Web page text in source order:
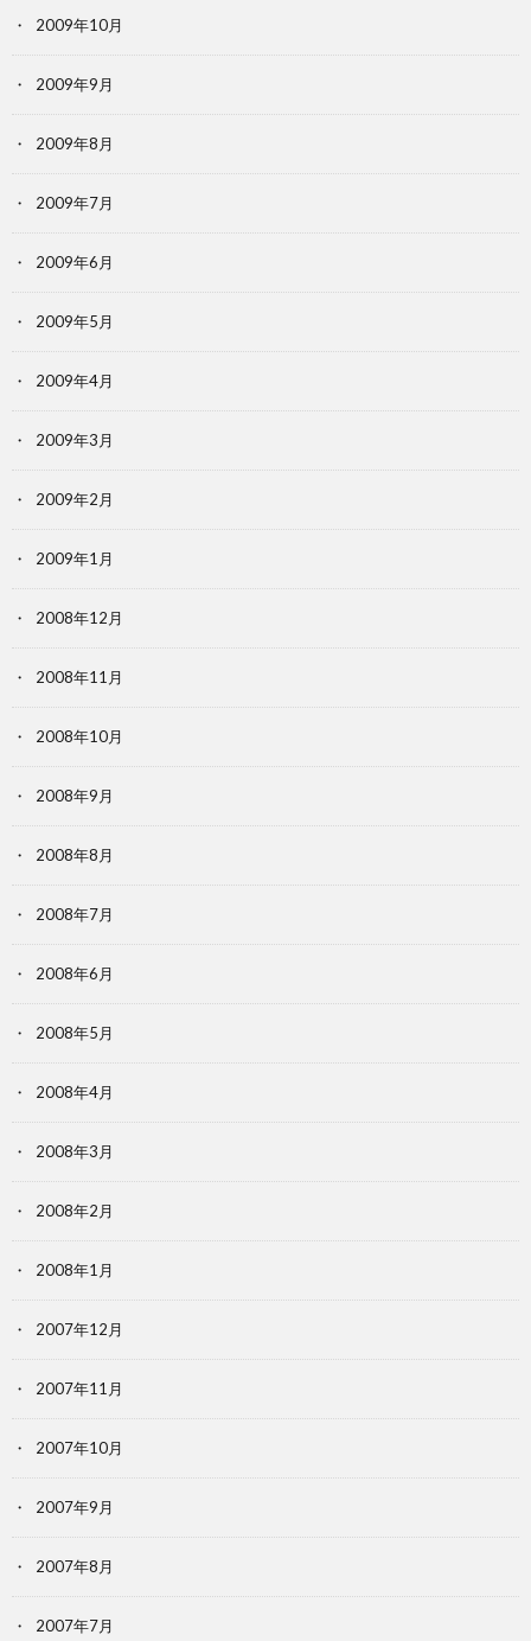
2009年10月
2009年9月
2009年8月
2009年7月
2009年6月
2009年5月
2009年4月
2009年3月
2009年2月
2009年1月
2008年12月
2008年11月
2008年10月
2008年9月
2008年8月
2008年7月
2008年6月
2008年5月
2008年4月
2008年3月
2008年2月
2008年1月
2007年12月
2007年11月
2007年10月
2007年9月
2007年8月
2007年7月